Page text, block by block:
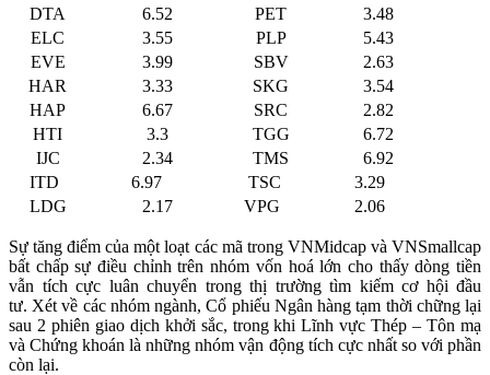
DTA
6.52 PET
3.48
ELC
3.55 PLP
5.43
EVE
3.99 SBV
2.63
HAR
3.33 SKG
3.54
HAP
6.67 SRC
2.82
HTI
3.3 TGG
6.72
IJC
2.34 TMS
6.92
ITD
6.97 TSC
3.29
LDG
2.17 VPG 2.06
Sự tăng điểm của một loạt các mã trong VNMidcap và VNSmallcap
bất chấp sự điều chỉnh trên nhóm vốn hoá lớn cho thấy dòng tiền
vẫn tích cực luân chuyển trong thị trường tìm kiếm cơ hội đầu
tư. Xét về các nhóm ngành, Cổ phiếu Ngân hàng tạm thời chững lại
sau 2 phiên giao dịch khởi sắc, trong khi Lĩnh vực Thép – Tôn mạ
và Chứng khoán là những nhóm vận động tích cực nhất so với phần
còn lại.